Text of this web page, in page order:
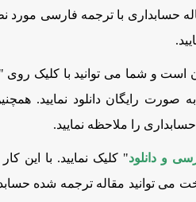
حسابداری با ترجمه فارسی مورد
است و شما می توانید با کلیک روی "
رایگان دانلود نمایید.
را ملاحظه نمایید.
و دانلود" کلیک نمایید. با این کار
می توانید مقاله ترجمه شده